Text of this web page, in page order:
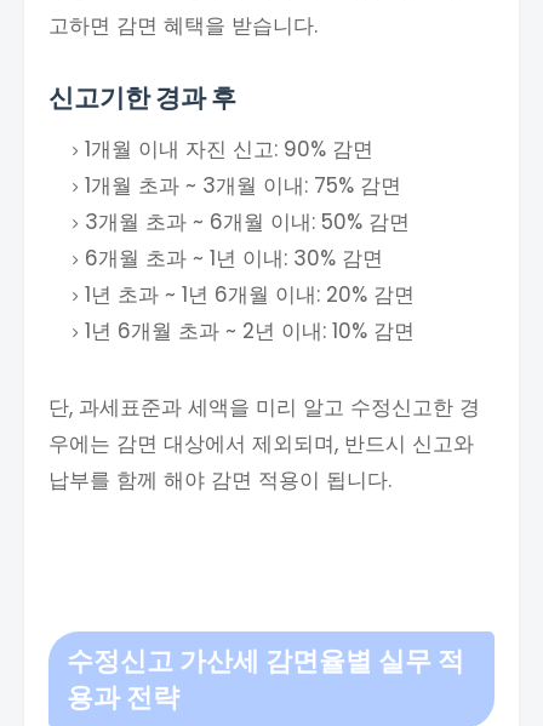
고하면 감면 혜택을 받습니다.
신고기한 경과 후
1개월 이내 자진 신고: 90% 감면
1개월 초과 ~ 3개월 이내: 75% 감면
3개월 초과 ~ 6개월 이내: 50% 감면
6개월 초과 ~ 1년 이내: 30% 감면
1년 초과 ~ 1년 6개월 이내: 20% 감면
1년 6개월 초과 ~ 2년 이내: 10% 감면
단, 과세표준과 세액을 미리 알고 수정신고한 경
우에는 감면 대상에서 제외되며, 반드시 신고와
납부를 함께 해야 감면 적용이 됩니다.
수정신고 가산세 감면율별 실무 적
용과 전략